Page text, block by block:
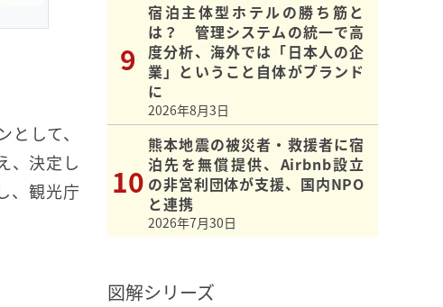
して、
、決定し
、観光庁
宿泊主体型ホテルの勝ち筋と
は？ 管理システムの統一で高
度分析、海外では「日本人の企
業」ということ自体がブランド
に
2026年8月3日
熊本地震の被災者・救援者に宿
泊先を無償提供、Airbnb設立
の非営利団体が支援、国内NPO
と連携
2026年7月30日
図解シリーズ